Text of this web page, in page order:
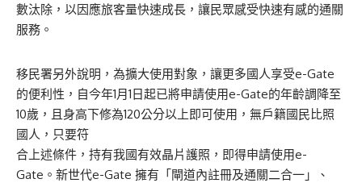
數汰除，以因應旅客量快速成長，讓民眾感受快速有感的通關
服務。
移民署另外說明，為擴大使用對象，讓更多國人享受e-Gate
的便利性，自今年1月1日起已將申請使用e-Gate的年齡調降至
10歲，且身高下修為120公分以上即可使用，無戶籍國民比照
國人，只要符
合上述條件，持有我國有效晶片護照，即得申請使用e-
Gate。新世代e-Gate 擁有「閘道內註冊及通關二合一」、